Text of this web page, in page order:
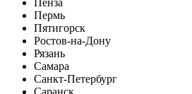
Пермь
Пятигорск
Ростов-на-Дону
Рязань
Самара
Санкт-Петербург
Саранск